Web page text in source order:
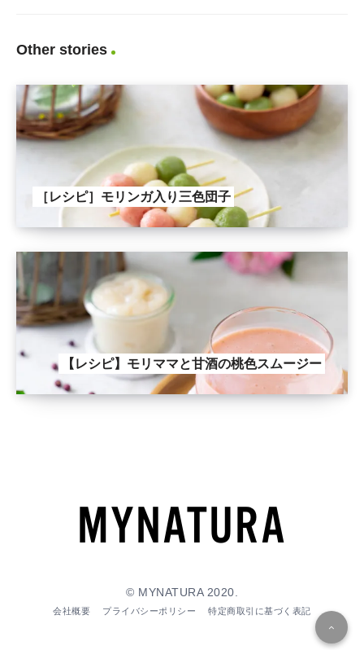
Other stories
［レシピ］モリンガ入り三色団子
【レシピ】モリママと甘酒の桃色スムージー
© MYNATURA 2020.
会社概要 プライバシーポリシー 特定商取引に基づく表記